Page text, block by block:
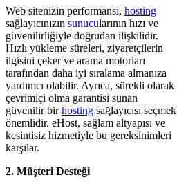
Web sitenizin performansı, hosting
sağlayıcınızın sunucularının hızı ve
güvenilirliğiyle doğrudan ilişkilidir.
Hızlı yükleme süreleri, ziyaretçilerin
ilgisini çeker ve arama motorları
tarafından daha iyi sıralama almanıza
yardımcı olabilir. Ayrıca, sürekli olarak
çevrimiçi olma garantisi sunan
güvenilir birhosting sağlayıcısı seçmek
önemlidir. eHost, sağlam altyapısı ve
kesintisiz hizmetiyle bu gereksinimleri
karşılar.
2. Müşteri Desteği